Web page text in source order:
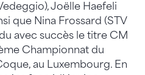
Joëlle Haefeli
que Nina Frossard (STV
avec succès le titre CM
Championnat du
au Luxembourg. En